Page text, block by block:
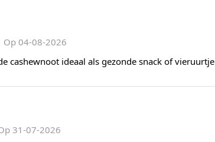
Op 04-08-2026
cashewnoot ideaal als gezonde snack of vieruurtje
31-07-2026